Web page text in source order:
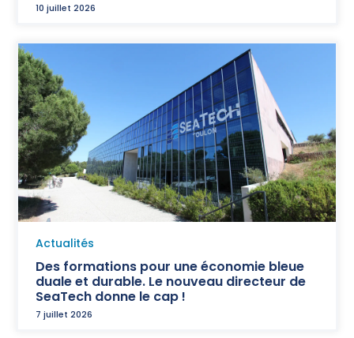
10 juillet 2026
Actualités
Des formations pour une économie bleue
duale et durable. Le nouveau directeur de
SeaTech donne le cap !
7 juillet 2026